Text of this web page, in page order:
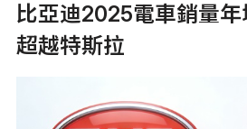
比亞迪2025電車銷量
超越特斯拉